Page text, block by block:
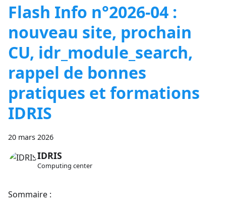
Flash Info n°2026-04 :
nouveau site, prochain
CU, idr_module_search,
rappel de bonnes
pratiques et formations
IDRIS
20 mars 2026
IDRIS
Computing center
Sommaire :